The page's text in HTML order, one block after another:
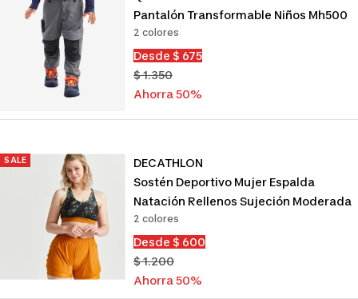
Pantalón Transformable Niños Mh500
2 colores
Precio
de
venta
Desde $ 675
Precio
normal
$ 1.350
Ahorra 50%
SALE
DECATHLON
Sostén Deportivo Mujer Espalda
Natación Rellenos Sujeción Moderada
2 colores
Precio
de
venta
Desde $ 600
Precio
normal
$ 1.200
Ahorra 50%